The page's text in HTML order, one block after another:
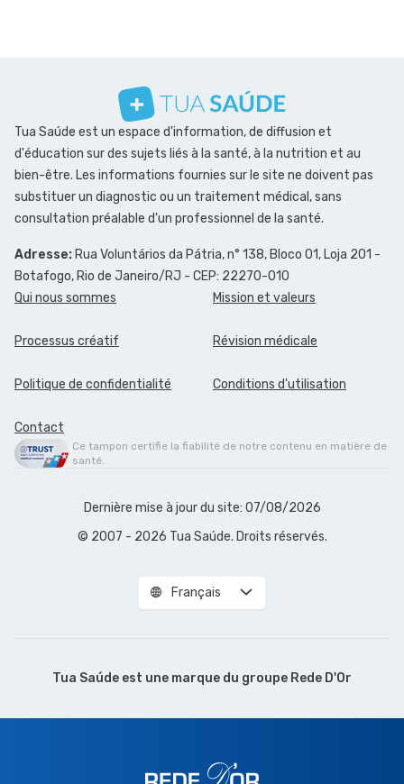
Tua Saúde est un espace d'information, de diffusion et
d'éducation sur des sujets liés à la santé, à la nutrition et au
bien-être. Les informations fournies sur le site ne doivent pas
substituer un diagnostic ou un traitement médical, sans
consultation préalable d'un professionnel de la santé.
Adresse: Rua Voluntários da Pátria, n° 138, Bloco 01, Loja 201 -
Botafogo, Rio de Janeiro/RJ - CEP: 22270-010
Qui nous sommes
Mission et valeurs
Processus créatif Révision médicale
Politique de confidentialité Conditions d'utilisation
Contact
Ce tampon certifie la fiabilité de notre contenu en matière de
santé.
Dernière mise à jour du site: 07/08/2026
© 2007 - 2026 Tua Saúde. Droits réservés.
Français
Tua Saúde est une marque du groupe Rede D'Or